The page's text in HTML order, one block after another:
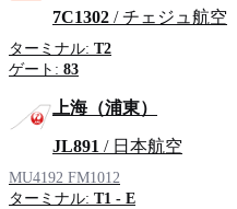
7C1302 / チェジュ航空
ターミナル: T2
ゲート: 83
上海（浦東）
JL891 / 日本航空
MU4192 FM1012
ターミナル: T1 - E